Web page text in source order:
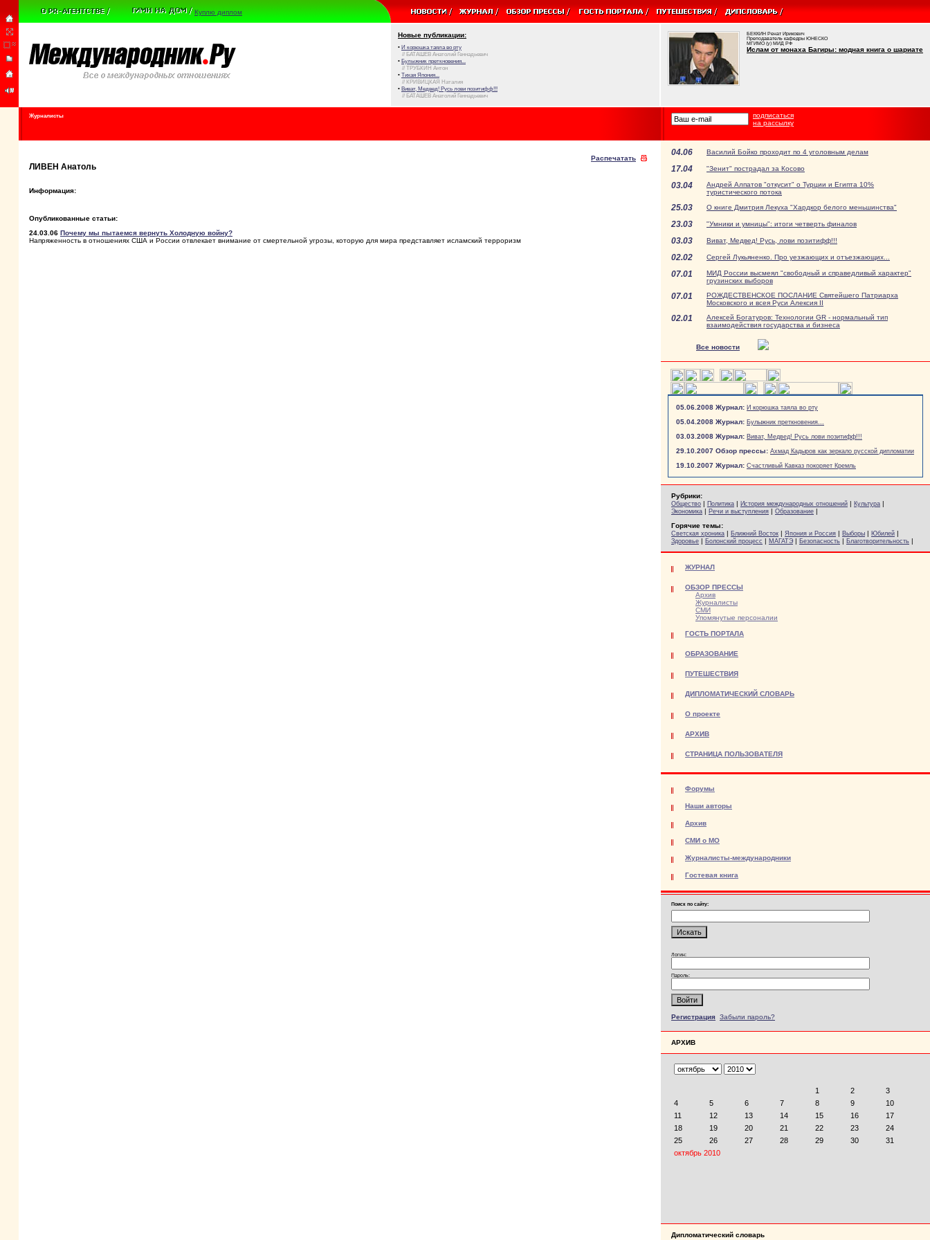
Куплю диплом
Новые публикации:
• И корюшка таяла во рту
// БАТАШЕВ Анатолий Геннадьевич
• Булыжник преткновения...
// ТРУБКИН Антон
• Тихая Япония...
// КРИВИЦКАЯ Наталия
• Виват, Медвед! Русь лови позитифф!!!
// БАТАШЕВ Анатолий Геннадьевич
БЕККИН Ренат Ирикович
Преподаватель кафедры ЮНЕСКО
МГИМО (у) МИД РФ
Ислам от монаха Багиры: модная книга о шариате
Журналисты
подписаться
на рассылку
Распечатать
ЛИВЕН Анатоль
Информация:
Опубликованные статьи:
24.03.06 Почему мы пытаемся вернуть Холодную войну?
Напряженность в отношениях США и России отвлекает внимание от смертельной угрозы, которую для мира представляет исламский терроризм
04.06 Василий Бойко проходит по 4 уголовным делам
17.04 "Зенит" пострадал за Косово
03.04
Андрей Алпатов "откусит" о Турции и Египта 10%
туристического потока
25.03 О книге Дмитрия Лекуха "Хардкор белого меньшинства"
23.03 "Умники и умницы": итоги четверть финалов
03.03 Виват, Медвед! Русь, лови позитифф!!!
02.02 Сергей Лукьяненко. Про уезжающих и отъезжающих...
07.01
МИД России высмеял "свободный и справедливый характер"
грузинских выборов
07.01
РОЖДЕСТВЕНСКОЕ ПОСЛАНИЕ Святейшего Патриарха
Московского и всея Руси Алексия II
02.01
Алексей Богатуров: Технологии GR - нормальный тип
взаимодействия государства и бизнеса
Все новости
05.06.2008 Журнал: И корюшка таяла во рту
05.04.2008 Журнал: Булыжник преткновения...
03.03.2008 Журнал: Виват, Медвед! Русь лови позитифф!!!
29.10.2007 Обзор прессы: Ахмад Кадыров как зеркало русской дипломатии
19.10.2007 Журнал: Счастливый Кавказ покоряет Кремль
Рубрики:
Общество | Политика | История международных отношений | Культура |
Экономика | Речи и выступления | Образование |
Горячие темы:
Светская хроника | Ближний Восток | Япония и Россия | Выборы | Юбилей |
Здоровье | Болонский процесс | МАГАТЭ | Безопасность | Благотворительность |
ЖУРНАЛ
ОБЗОР ПРЕССЫ
Архив
Журналисты
СМИ
Упомянутые персоналии
ГОСТЬ ПОРТАЛА
ОБРАЗОВАНИЕ
ПУТЕШЕСТВИЯ
ДИПЛОМАТИЧЕСКИЙ СЛОВАРЬ
О проекте
АРХИВ
СТРАНИЦА ПОЛЬЗОВАТЕЛЯ
Форумы
Наши авторы
Архив
СМИ о МО
Журналисты-международники
Гостевая книга
Поиск по сайту:
Логин:
Пароль:
Регистрация Забыли пароль?
АРХИВ
Дипломатический словарь